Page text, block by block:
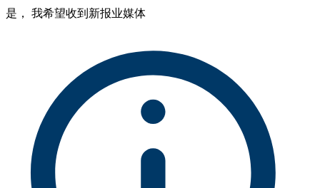
是， 我希望收到新报业媒体